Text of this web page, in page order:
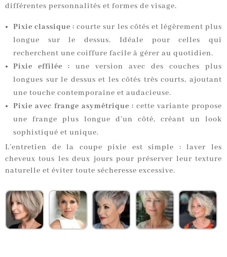
différentes personnalités et formes de visage.
Pixie classique : courte sur les côtés et légèrement plus
longue sur le dessus. Idéale pour celles qui
recherchent une coiffure facile à gérer au quotidien.
Pixie effilée : une version avec des couches plus
longues sur le dessus et les côtés très courts, ajoutant
une touche contemporaine et audacieuse.
Pixie avec frange asymétrique : cette variante propose
une frange plus longue d’un côté, créant un look
sophistiqué et unique.
L’entretien de la coupe pixie est simple : laver les
cheveux tous les deux jours pour préserver leur texture
naturelle et éviter toute sécheresse excessive.